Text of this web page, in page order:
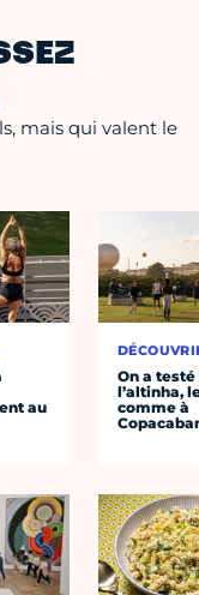
mais qui valent le
au
On a testé
l’altinha,
comme à